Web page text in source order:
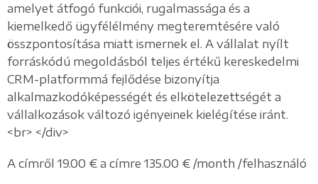
amelyet átfogó funkciói, rugalmassága és a
kiemelkedő ügyfélélmény megteremtésére való
összpontosítása miatt ismernek el. A vállalat nyílt
forráskódú megoldásból teljes értékű kereskedelmi
CRM-platformmá fejlődése bizonyítja
alkalmazkodóképességét és elkötelezettségét a
vállalkozások változó igényeinek kielégítése iránt.
<br> </div>
A címről 19.00 € a címre 135.00 € /month /felhasználó